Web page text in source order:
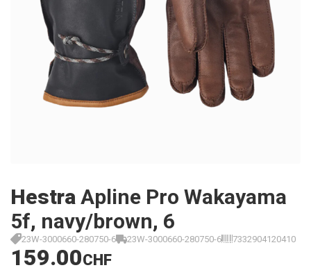
Hestra Apline Pro Wakayama
5f, navy/brown, 6
23W-3000660-280750-6 23W-3000660-280750-6 7332904120410
159.00CHF